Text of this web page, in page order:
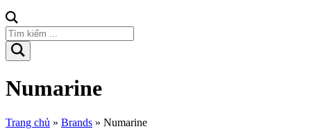
Numarine
Trang chủ » Brands » Numarine